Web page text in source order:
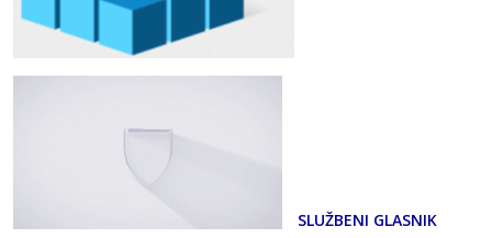
SLUŽBENI GLASNIK